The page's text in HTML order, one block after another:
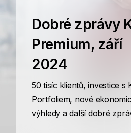
Dobré zprávy
Premium, září
2024
50 tisíc klientů, investice s
Portfoliem, nové
výhledy a další dobré